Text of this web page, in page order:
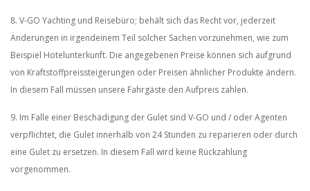
8. V-GO Yachting und Reisebüro; behält sich das Recht vor, jederzeit
Änderungen in irgendeinem Teil solcher Sachen vorzunehmen, wie zum
Beispiel Hotelunterkunft. Die angegebenen Preise können sich aufgrund
von Kraftstoffpreissteigerungen oder Preisen ähnlicher Produkte ändern.
In diesem Fall müssen unsere Fahrgäste den Aufpreis zahlen.
9. Im Falle einer Beschädigung der Gulet sind V-GO und / oder Agenten
verpflichtet, die Gulet innerhalb von 24 Stunden zu reparieren oder durch
eine Gulet zu ersetzen. In diesem Fall wird keine Rückzahlung
vorgenommen.